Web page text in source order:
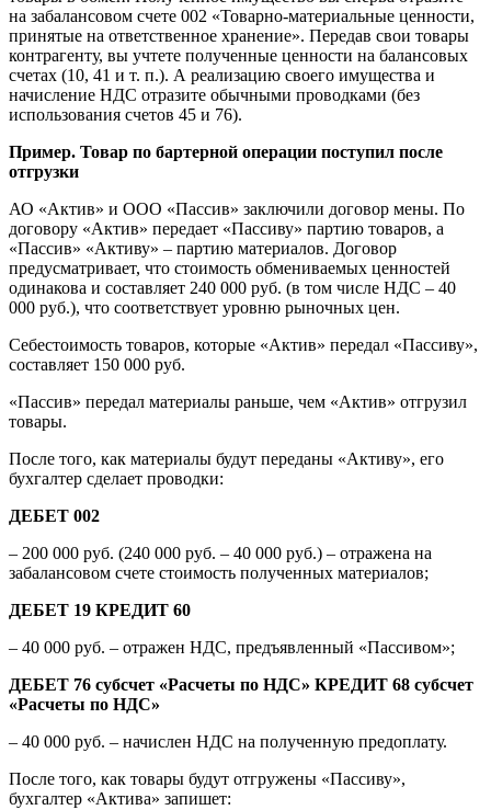
на забалансовом счете 002 «Товарно-материальные ценности,
принятые на ответственное хранение». Передав свои товары
контрагенту, вы учтете полученные ценности на балансовых
счетах (10, 41 и т. п.). А реализацию своего имущества и
начисление НДС отразите обычными проводками (без
использования счетов 45 и 76).
Пример. Товар по бартерной операции поступил после
отгрузки
АО «Актив» и ООО «Пассив» заключили договор мены. По
договору «Актив» передает «Пассиву» партию товаров, а
«Пассив» «Активу» – партию материалов. Договор
предусматривает, что стоимость обмениваемых ценностей
одинакова и составляет 240 000 руб. (в том числе НДС – 40
000 руб.), что соответствует уровню рыночных цен.
Себестоимость товаров, которые «Актив» передал «Пассиву»,
составляет 150 000 руб.
«Пассив» передал материалы раньше, чем «Актив» отгрузил
товары.
После того, как материалы будут переданы «Активу», его
бухгалтер сделает проводки:
ДЕБЕТ 002
– 200 000 руб. (240 000 руб. – 40 000 руб.) – отражена на
забалансовом счете стоимость полученных материалов;
ДЕБЕТ 19 КРЕДИТ 60
– 40 000 руб. – отражен НДС, предъявленный «Пассивом»;
ДЕБЕТ 76 субсчет «Расчеты по НДС» КРЕДИТ 68 субсчет
«Расчеты по НДС»
– 40 000 руб. – начислен НДС на полученную предоплату.
После того, как товары будут отгружены «Пассиву»,
бухгалтер «Актива» запишет: